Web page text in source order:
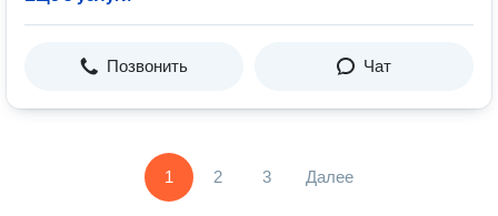
Позвонить Чат
1 2 3 Далее